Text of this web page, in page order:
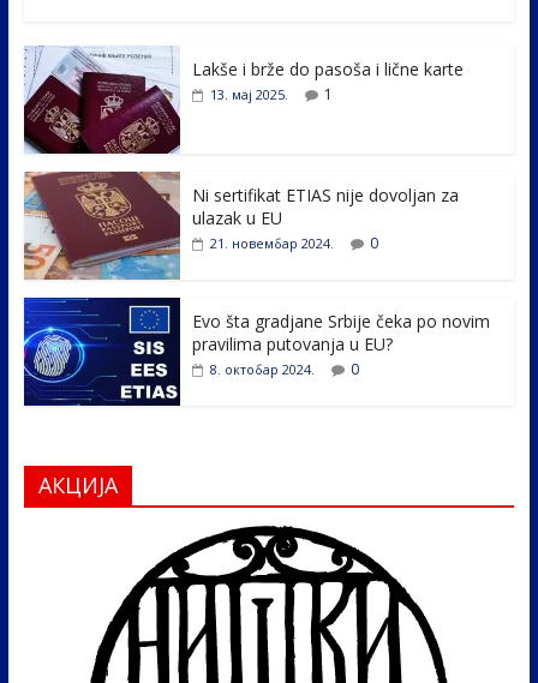
e
b
o
o
k
itt
er e
er ar
e
Lakše i brže do pasoša i lične karte
13. мај 2025. 1
Ni sertifikat ETIAS nije dovoljan za
ulazak u EU
21. новембар 2024. 0
Evo šta gradjane Srbije čeka po novim
pravilima putovanja u EU?
8. октобар 2024. 0
АКЦИЈА